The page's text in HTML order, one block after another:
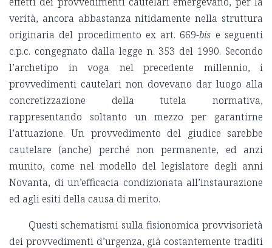
verità, ancora abbastanza nitidamente nella struttura
originaria del procedimento ex art. 669-bis e seguenti
c.p.c. congegnato dalla legge n. 353 del 1990. Secondo
l’archetipo in voga nel precedente millennio, i
provvedimenti cautelari non dovevano dar luogo alla
concretizzazione della tutela normativa,
rappresentando soltanto un mezzo per garantirne
l’attuazione. Un provvedimento del giudice sarebbe
cautelare (anche) perché non permanente, ed anzi
munito, come nel modello del legislatore degli anni
Novanta, di un’efficacia condizionata all’instaurazione
ed agli esiti della causa di merito.
Questi schematismi sulla fisionomica provvisorietà
dei provvedimenti d’urgenza, già costantemente traditi